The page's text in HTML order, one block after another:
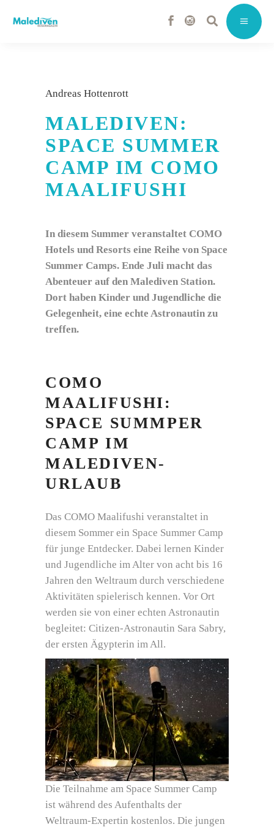
Andreas Hottenrott
MALEDIVEN:
SPACE SUMMER
CAMP IM COMO
MAALIFUSHI
In diesem Summer veranstaltet COMO
Hotels und Resorts eine Reihe von Space
Summer Camps. Ende Juli macht das
Abenteuer auf den Malediven Station.
Dort haben Kinder und Jugendliche die
Gelegenheit, eine echte Astronautin zu
treffen.
COMO
MAALIFUSHI:
SPACE SUMMPER
CAMP IM
MALEDIVEN-
URLAUB
Das COMO Maalifushi veranstaltet in
diesem Sommer ein Space Summer Camp
für junge Entdecker. Dabei lernen Kinder
und Jugendliche im Alter von acht bis 16
Jahren den Weltraum durch verschiedene
Aktivitäten spielerisch kennen. Vor Ort
werden sie von einer echten Astronautin
begleitet: Citizen-Astronautin Sara Sabry,
der ersten Ägypterin im All.
Die Teilnahme am Space Summer Camp
ist während des Aufenthalts der
Weltraum-Expertin kostenlos. Die jungen